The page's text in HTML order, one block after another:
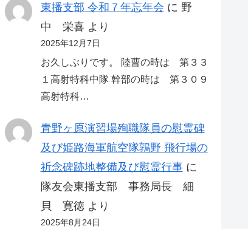
東播支部 令和７年忘年会 に 野
中 栄喜より
2025年12月7日
お久しぶりです。 陸曹の時は 第３３
１高射特科中隊 幹部の時は 第３０９
高射特科…
青野ヶ原演習場殉職隊員の慰霊碑
及び姫路海軍航空隊鶉野 飛行場の
祈念碑跡地整備及び慰霊行事に
隊友会東播支部 事務局長 細
貝 寛徳より
2025年8月24日